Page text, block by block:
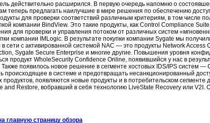
действительно расширился. В первую очередь напомню о
теперь предлагать наилучшие в мире решения по обеспечению
для проверки соответствий различным критериям, в том числе
компании BindView. Это такие продукты, как Control Compliance
для проверки и управления потоком от различных систем
компании IMLogic. В результате покупки компании Sygate мы
с активированной системой NAC — это продукты Network Access
Sygate Secure Enterprise и многие другие. Повышения уровня
продукт WholeSecurity Confidence Online, появившийся у нас в
появилось новое решение в сегменте хостовых IDS/IPS систем —
происходящее в системе и предотвращать несанкционированный
появляются новые продукты и в потребительском сегменте
Restore, вобравший в себя технологию LiveState Recovery или V2I.
главную страницу обзора